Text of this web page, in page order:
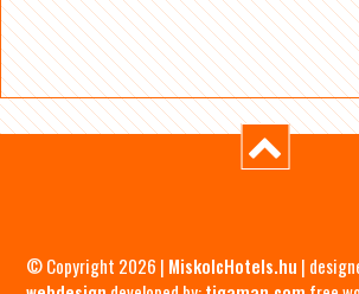
© Copyright 2026 | MiskolcHotels.hu |